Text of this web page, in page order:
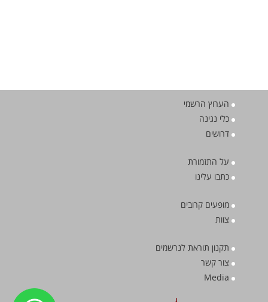
הערוץ הרשמי
כלי נגינה
דרושים
על התזמורת
כתבו עלינו
מופעים קרובים
צוות
תקנון תוראת לנרשמים
צור קשר